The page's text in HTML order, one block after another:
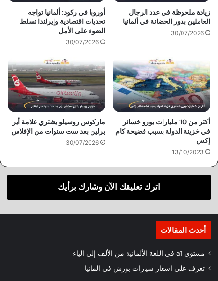
زيادة ملحوظة في عدد الرجال
العاملين بدور الحضانة في ألمانيا
30/07/2026
أوروبا في ركود: ألمانيا تواجه
تحديات اقتصادية وإيرلندا تسلط
الضوء على الأمل
30/07/2026
أكثر من 10 مليارات يورو خسائر
في خزينة الدولة بسبب فضيحة كام
إكس
13/10/2023
ماركوس روسيلو يشتري علامة أير
برلين بعد ست سنوات من الإفلاس
30/07/2026
اترك تعليقك الآن وشارك برأيك
أحدث المقالات
مستوى a1 في اللغة الألمانية من الألف إلى الياء
تعرف على اسعار سيارات بورش في المانيا